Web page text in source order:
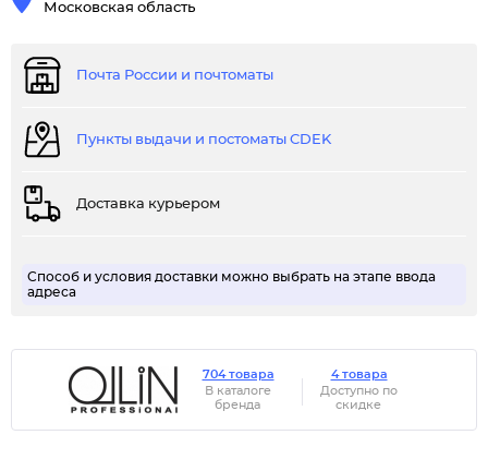
Московская область
Почта России и почтоматы
Пункты выдачи и постоматы CDEK
Доставка курьером
Способ и условия доставки можно выбрать на этапе ввода
адреса
704 товара
В каталоге
бренда
4 товара
Доступно по
скидке